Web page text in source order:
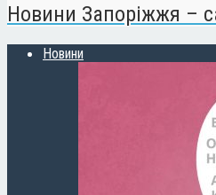
Новини Запоріжжя –
Новини